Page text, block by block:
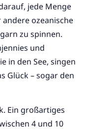
jede Menge
ozeanische
zu spinnen.
und
in den See, singen
Glück – sogar den
Ein großartiges
4 und 10